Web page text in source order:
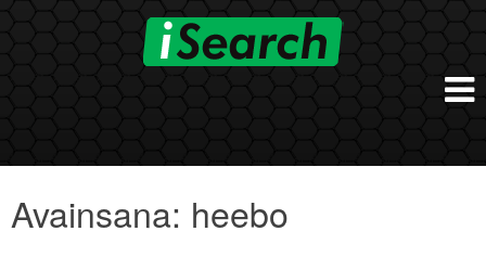
Skip
iSearch Direct
Konsultointi
Avainsana: heebo